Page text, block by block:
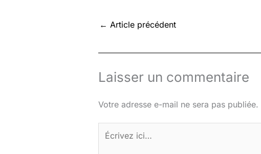
← Article précédent
Laisser un commentaire
Votre adresse e-mail ne sera pas publiée.
ici…